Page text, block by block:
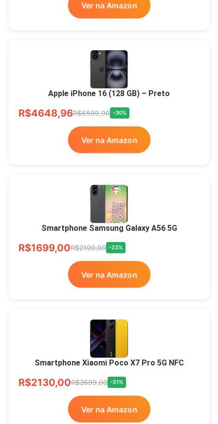
Ver na Amazon
Apple iPhone 16 (128 GB) – Preto
R$4648,96R$6599,90 -30%
Ver na Amazon
Smartphone Samsung Galaxy A56 5G
R$1699,00R$2199,00 -23%
Ver na Amazon
Smartphone Xiaomi Poco X7 Pro 5G NFC
R$2130,00R$2699,00 -21%
Ver na Amazon